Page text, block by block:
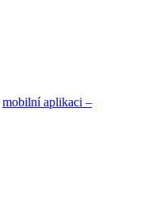
mobilní aplikaci –